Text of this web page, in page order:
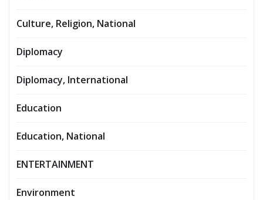
Culture, Religion, National
Diplomacy
Diplomacy, International
Education
Education, National
ENTERTAINMENT
Environment